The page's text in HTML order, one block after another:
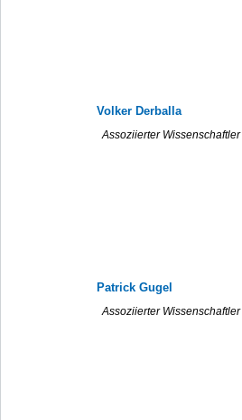
Volker Derballa
Assoziierter Wissenschaftler
Patrick Gugel
Assoziierter Wissenschaftler